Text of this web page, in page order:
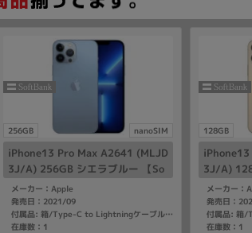
256GB nanoSIM
iPhone13 Pro Max A2641 (MLJD
3J/A) 256GB シエラブルー 【So
ftBank版SIMフリー】
メーカー：Apple
発売日：2021/09
付属品: 箱/Type-C to Lightningケーブル/SIMカードツール/マニュアル
在庫数：1
128GB
3J/A)
nk版SIM
メーカー：
発売日：
在庫数：1